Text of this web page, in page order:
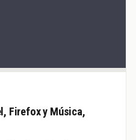
Firefox y Música,